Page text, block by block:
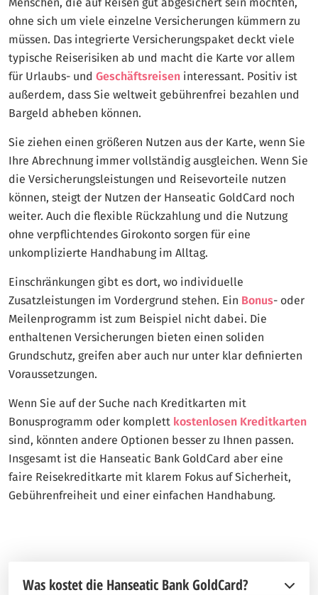
ohne sich um viele einzelne Versicherungen kümmern zu
müssen. Das integrierte Versicherungspaket deckt viele
typische Reiserisiken ab und macht die Karte vor allem
für Urlaubs- und Geschäftsreisen interessant. Positiv ist
außerdem, dass Sie weltweit gebührenfrei bezahlen und
Bargeld abheben können.
Sie ziehen einen größeren Nutzen aus der Karte, wenn Sie
Ihre Abrechnung immer vollständig ausgleichen. Wenn Sie
die Versicherungsleistungen und Reisevorteile nutzen
können, steigt der Nutzen der Hanseatic GoldCard noch
weiter. Auch die flexible Rückzahlung und die Nutzung
ohne verpflichtendes Girokonto sorgen für eine
unkomplizierte Handhabung im Alltag.
Einschränkungen gibt es dort, wo individuelle
Zusatzleistungen im Vordergrund stehen. Ein Bonus- oder
Meilenprogramm ist zum Beispiel nicht dabei. Die
enthaltenen Versicherungen bieten einen soliden
Grundschutz, greifen aber auch nur unter klar definierten
Voraussetzungen.
Wenn Sie auf der Suche nach Kreditkarten mit
Bonusprogramm oder komplett kostenlosen Kreditkarten
sind, könnten andere Optionen besser zu Ihnen passen.
Insgesamt ist die Hanseatic Bank GoldCard aber eine
faire Reisekreditkarte mit klarem Fokus auf Sicherheit,
Gebührenfreiheit und einer einfachen Handhabung.
Was kostet die Hanseatic Bank GoldCard?